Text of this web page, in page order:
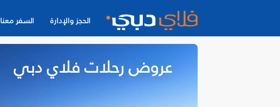
الحجز والإدارة السفر معنا
عروض رحلات فلاي دبي